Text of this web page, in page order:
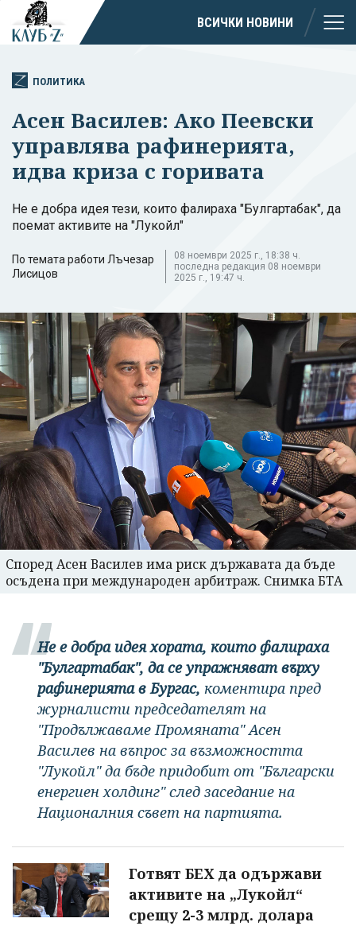
ВСИЧКИ НОВИНИ
ПОЛИТИКА
Асен Василев: Ако Пеевски
управлява рафинерията,
идва криза с горивата
Не е добра идея тези, които фалираха "Булгартабак", да
поемат активите на "Лукойл"
По темата работи Лъчезар
Лисицов
08 ноември 2025 г., 18:38 ч.
последна редакция 08 ноември
2025 г., 19:47 ч.
Според Асен Василев има риск държавата да бъде
осъдена при международен арбитраж. Снимка БТА
Не е добра идея хората, които фалираха
"Булгартабак", да се упражняват върху
рафинерията в Бургас, коментира пред
журналисти председателят на
"Продължаваме Промяната" Асен
Василев на въпрос за възможността
"Лукойл" да бъде придобит от "Български
енергиен холдинг" след заседание на
Националния съвет на партията.
Готвят БЕХ да одържави
активите на „Лукойл“
срещу 2-3 млрд. долара